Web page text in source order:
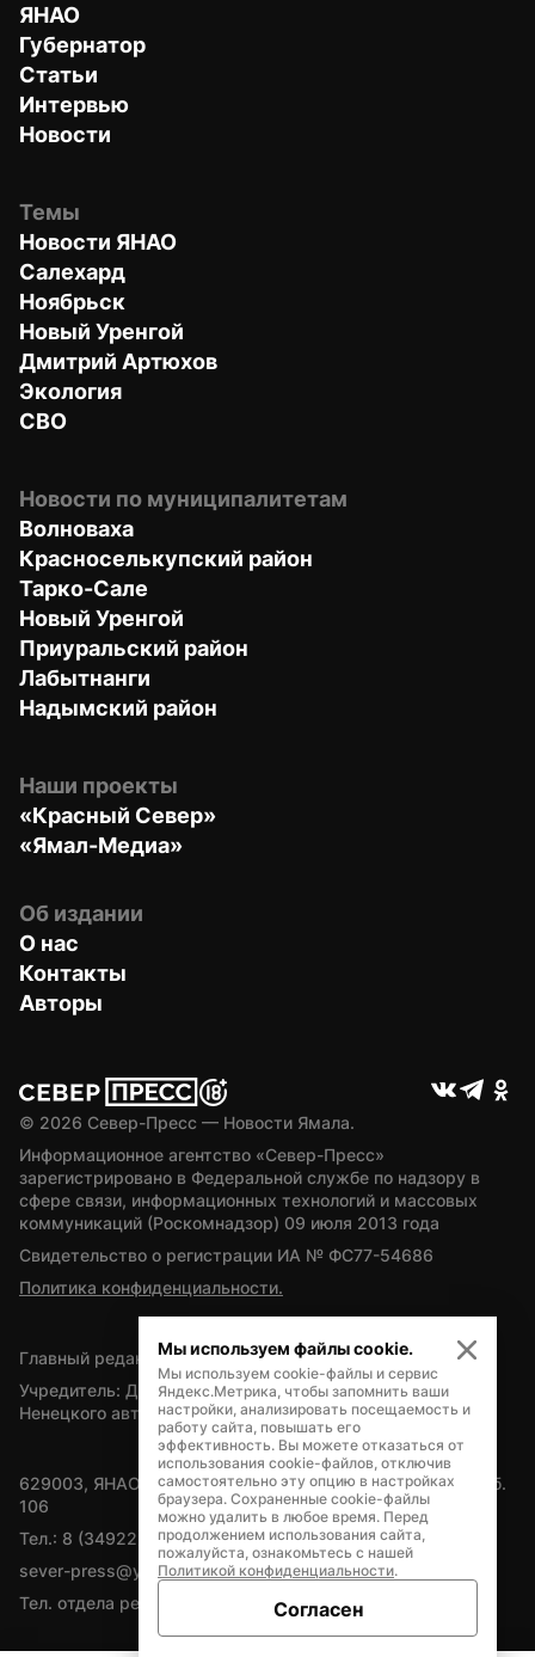
ЯНАО
Губернатор
Статьи
Интервью
Новости
Темы
Новости ЯНАО
Салехард
Ноябрьск
Новый Уренгой
Дмитрий Артюхов
Экология
СВО
Новости по муниципалитетам
Волноваха
Красноселькупский район
Тарко-Сале
Новый Уренгой
Приуральский район
Лабытнанги
Надымский район
Наши проекты
«Красный Север»
«Ямал-Медиа»
Об издании
О нас
Контакты
Авторы
© 2026 Север-Пресс — Новости Ямала.
Информационное агентство «Север-Пресс»
зарегистрировано в Федеральной службе по надзору в
сфере связи, информационных технологий и массовых
коммуникаций (Роскомнадзор) 09 июля 2013 года
Свидетельство о регистрации ИА № ФС77-54686
Политика конфиденциальности.
Главный редактор — А.Л. Поздеев
Учредитель: Департамент внутренней политики Ямало-
Ненецкого автономного округа
629003, ЯНАО, Салехард, мкр. Богдана Кнунянца, д.1, каб.
106
Тел.: 8 (34922) 71262
sever-press@yamal-media.ru
Тел. отдела рекламы: 8 (34922) 42728
Мы используем файлы cookie.
Мы используем cookie-файлы и сервис
Яндекс.Метрика, чтобы запомнить ваши
настройки, анализировать посещаемость и
работу сайта, повышать его
эффективность. Вы можете отказаться от
использования cookie-файлов, отключив
самостоятельно эту опцию в настройках
браузера. Сохраненные cookie-файлы
можно удалить в любое время. Перед
продолжением использования сайта,
пожалуйста, ознакомьтесь с нашей
Политикой конфиденциальности.
Согласен